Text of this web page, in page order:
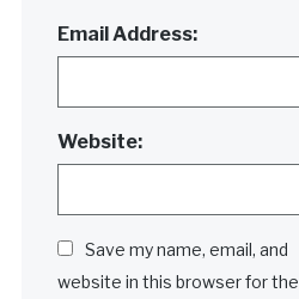
Email Address:
Website:
Save my name, email, and
website in this browser for the